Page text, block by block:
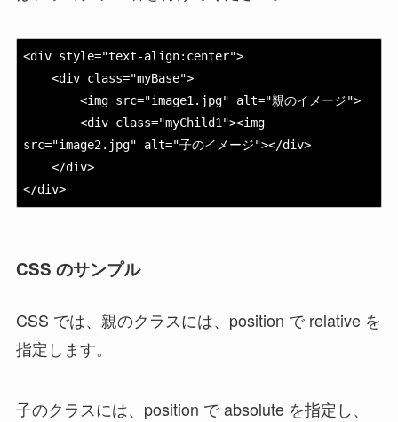
<div style="text-align:center">
    <div
class="myBase">
        <div
class="myChild1"><img
src="image2.jpg" alt="子のイメージ"></div>
</div>
CSS のサンプル
CSS では、親のクラスには、position で relative を
指定します。
子のクラスには、position で absolute を指定し、